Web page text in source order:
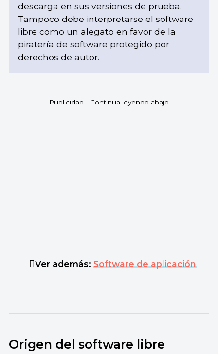
descarga en sus versiones de prueba.
Tampoco debe interpretarse el software
libre como un alegato en favor de la
piratería de software protegido por
derechos de autor.
Ver además:Software de aplicación
Origen del software libre